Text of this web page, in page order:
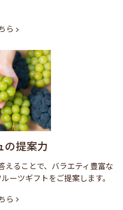
ら
の提案力
えることで、バラエティ豊富な
ーツギフトをご提案します。
ら